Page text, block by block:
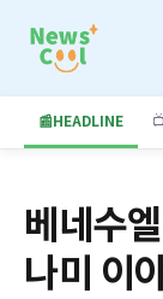
📰HEADLINE
베네수
나미 이